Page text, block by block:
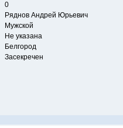
0
Ряднов Андрей Юрьевич
Мужской
Не указана
Белгород
Засекречен